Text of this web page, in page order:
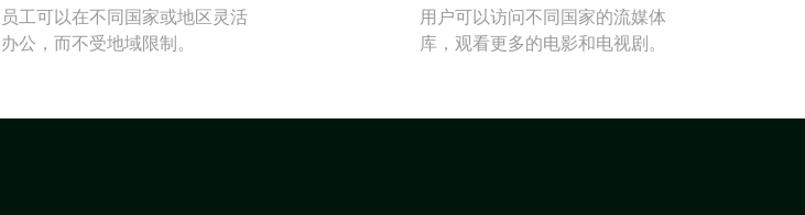
员工可以在不同国家或地区灵活
办公，而不受地域限制。
用户可以访问不同国家的流媒体
库，观看更多的电影和电视剧。